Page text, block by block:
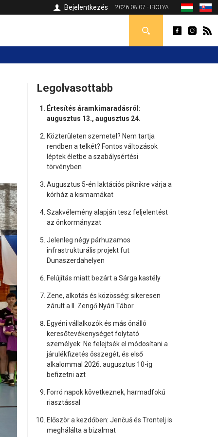
2026.08.07 - IBOLYA
Bejelentkezés
Legolvasottabb
Értesítés áramkimaradásról:
augusztus 13., augusztus 24.
Közterületen szemetel? Nem tartja
rendben a telkét? Fontos változások
léptek életbe a szabálysértési
törvényben
Augusztus 5-én laktációs piknikre várja a
kórház a kismamákat
Szakvélemény alapján tesz feljelentést
az önkormányzat
Jelenleg négy párhuzamos
infrastrukturális projekt fut
Dunaszerdahelyen
Felújítás miatt bezárt a Sárga kastély
Zene, alkotás és közösség: sikeresen
zárult a II. Zengő Nyári Tábor
Egyéni vállalkozók és más önálló
keresőtevékenységet folytató
személyek: Ne felejtsék el módosítani a
járulékfizetés összegét, és első
alkalommal 2026. augusztus 10-ig
befizetni azt
Forró napok következnek, harmadfokú
riasztással
Először a kezdőben: Jenčuš és Trontelj is
meghálálta a bizalmat